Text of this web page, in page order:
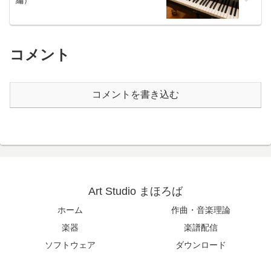
コメント
コメントを書き込む
Art Studio まほろば
ホーム
作曲・音楽理論
楽器
楽譜配信
ソフトウェア
ダウンロード